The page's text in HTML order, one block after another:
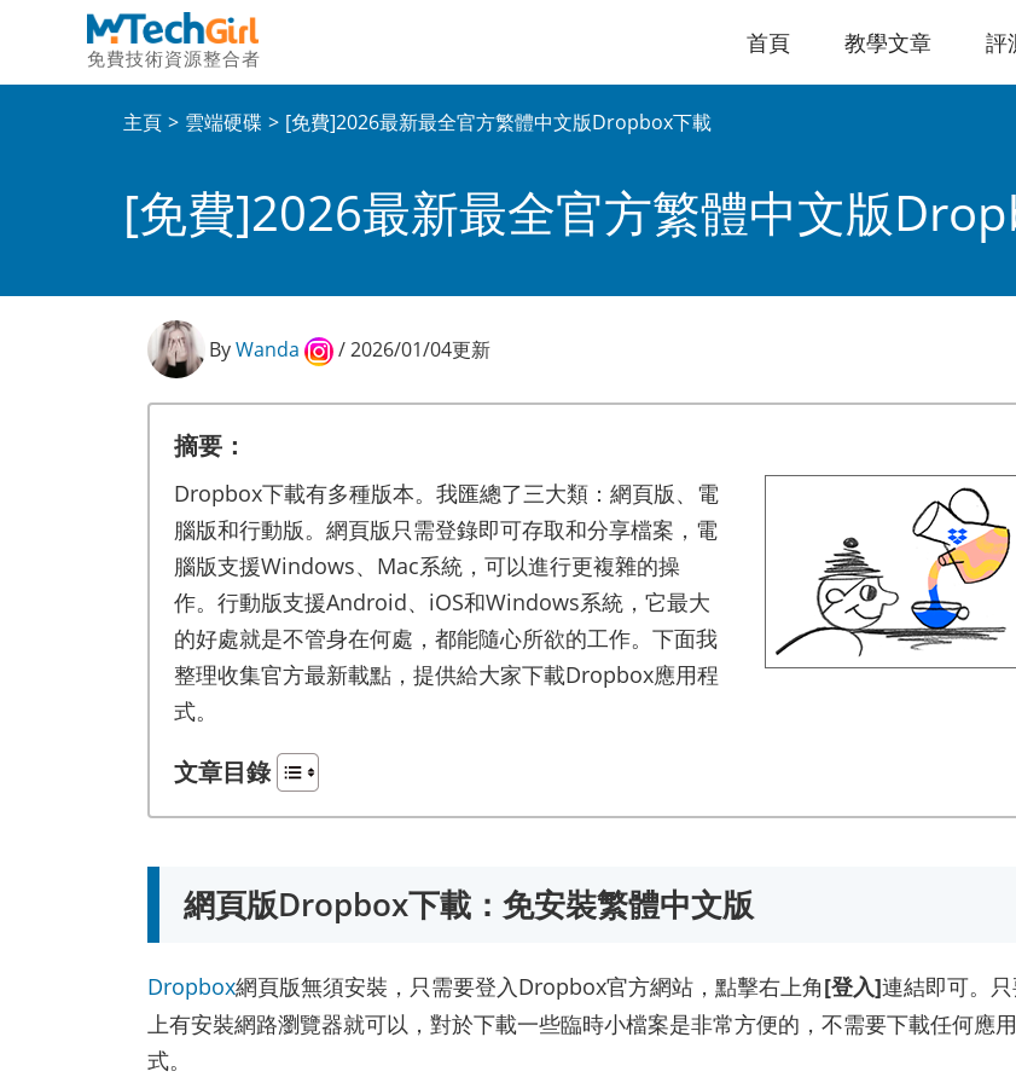
免費技術資源整合者
首頁 教學文章 評
主頁 雲端硬碟 [免費]2026最新最全官方繁體中文版Dropbox下載
[免費]2026最新最全官方繁體中文版
ByWanda / 2026/01/04更新
摘要：
Dropbox下載有多種版本。我匯總了三大類：網頁版、電
腦版和行動版。網頁版只需登錄即可存取和分享檔案，電
腦版支援Windows、Mac系統，可以進行更複雜的操
作。行動版支援Android、iOS和Windows系統，它最大
的好處就是不管身在何處，都能隨心所欲的工作。下面我
整理收集官方最新載點，提供給大家下載Dropbox應用程
式。
文章目錄
網頁版Dropbox下載：免安裝繁體中文版
Dropbox網頁版無須安裝，只需要登入Dropbox官方網站，點擊右上角[登入]連結即可。
上有安裝網路瀏覽器就可以，對於下載一些臨時小檔案是非常方便的，不需要下載任何應
式。